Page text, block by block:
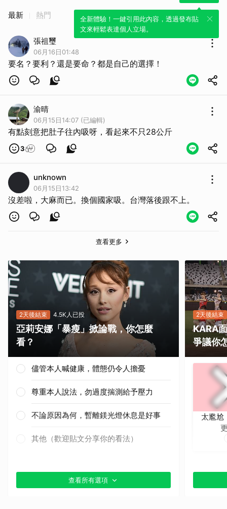
全新體驗！一鍵引用此內容，透過發布貼
文來輕鬆表達個人立場。
最新 熱門
張祖璽
06月16日01:48
要名？要利？還是要命？都是自己的選擇！
渝晴
06月15日14:07 (已編輯)
有點刻意把肚子往內吸呀，看起來不只28公斤
3
unknown
06月15日13:42
沒差啦，大麻而已。換個國家吸。台灣落後跟不上。
查看更多
2天後結束 4.5K人已投
亞莉安娜「暴瘦」掀論戰，你怎麼
看？
儘管本人喊健康，體態仍令人擔憂
尊重本人說法，勿過度揣測給予壓力
不論原因為何，暫離鎂光燈休息是好事
其他（歡迎貼文分享你的看法）
查看所有選項
2天後結束
KARA
爭議你
太尷尬